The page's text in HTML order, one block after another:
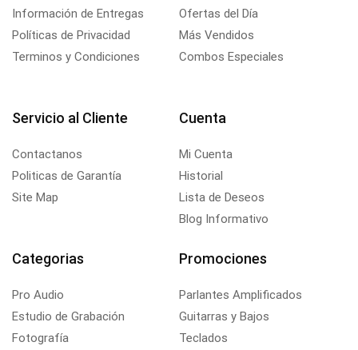
Información de Entregas
Políticas de Privacidad
Terminos y Condiciones
Ofertas del Día
Más Vendidos
Combos Especiales
Servicio al Cliente
Contactanos
Politicas de Garantía
Site Map
Cuenta
Mi Cuenta
Historial
Lista de Deseos
Blog Informativo
Categorias
Pro Audio
Estudio de Grabación
Fotografía
Promociones
Parlantes Amplificados
Guitarras y Bajos
Teclados